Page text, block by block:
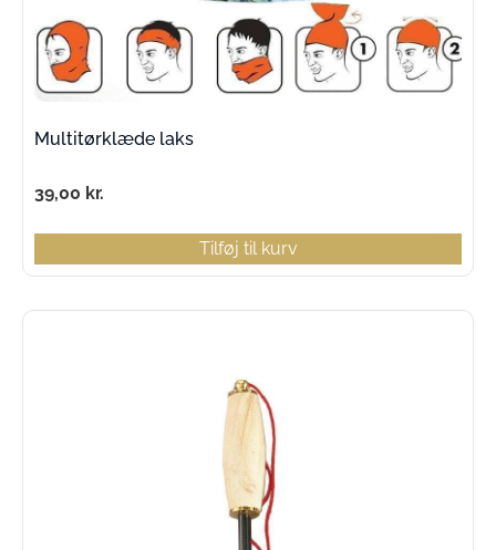
Multitørklæde laks
39,00 kr.
Tilføj til kurv